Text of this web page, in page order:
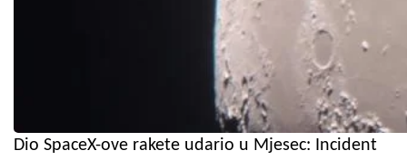
Dio SpaceX-ove rakete udario u Mjesec: Incident